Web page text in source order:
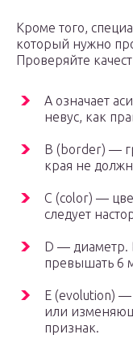
Кроме того,
который нужно
Проверяйте
А означает
невус, как
B (border) —
края не
C (color) —
следует
D — диаметр.
превышать 6
E (evolution)
или
признак.